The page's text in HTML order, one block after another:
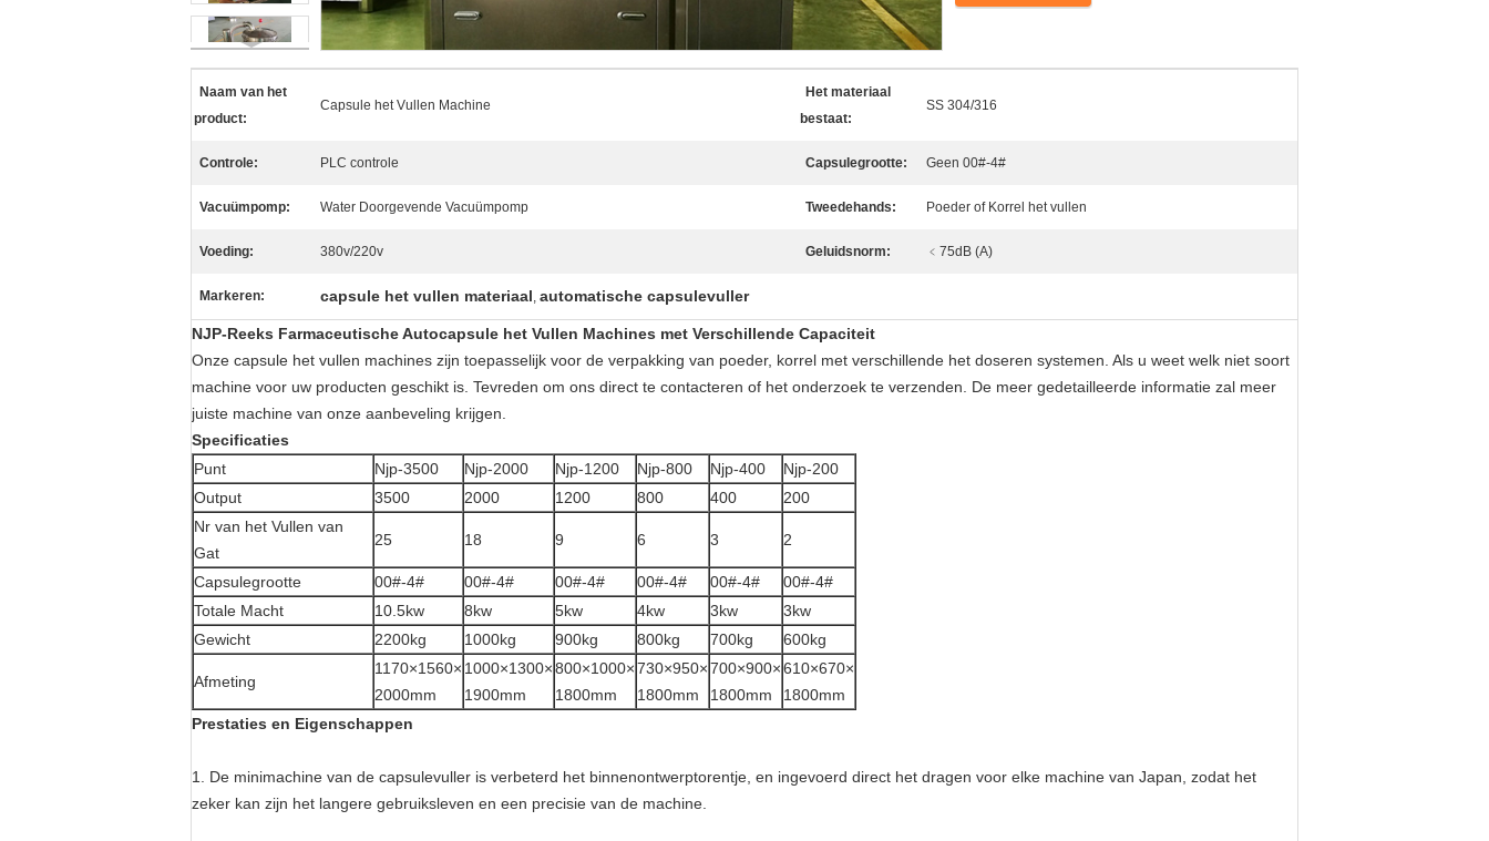
Naam van het
product:
Capsule het Vullen Machine
Het materiaal
bestaat:
SS 304/316
Controle: PLC controle Capsulegrootte: Geen 00#-4#
Vacuümpomp: Water Doorgevende Vacuümpomp Tweedehands: Poeder of Korrel het vullen
Voeding: 380v/220v Geluidsnorm: ﹤75dB (A)
Markeren: capsule het vullen materiaal, automatische capsulevuller
NJP-Reeks Farmaceutische Autocapsule het Vullen Machines met Verschillende Capaciteit
Onze capsule het vullen machines zijn toepasselijk voor de verpakking van poeder, korrel met verschillende het doseren systemen. Als u weet welk niet soort
machine voor uw producten geschikt is. Tevreden om ons direct te contacteren of het onderzoek te verzenden. De meer gedetailleerde informatie zal meer
juiste machine van onze aanbeveling krijgen.
Specificaties
Punt
Njp-3500 Njp-2000 Njp-1200 Njp-800 Njp-400
Njp-200
Output
3500 2000 1200 800 400
200
Nr van het Vullen van
Gat
25 18 9 6 3 2
Capsulegrootte 00#-4# 00#-4# 00#-4# 00#-4# 00#-4#
00#-4#
Totale Macht
10.5kw 8kw 5kw 4kw 3kw
3kw
Gewicht
2200kg 1000kg 900kg 800kg 700kg 600kg
Afmeting
1170×1560×
2000mm
1000×1300×
1900mm
800×1000×
1800mm
730×950×
1800mm
700×900×
1800mm
610×670×
1800mm
Prestaties en Eigenschappen
1. De minimachine van de capsulevuller is verbeterd het binnenontwerptorentje, en ingevoerd direct het dragen voor elke machine van Japan, zodat het
zeker kan zijn het langere gebruiksleven en een precisie van de machine.